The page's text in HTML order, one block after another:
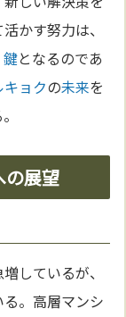
かす努力は、
鍵となるのであ
キョクの未来を
の展望
しているが、
。高層マンシ